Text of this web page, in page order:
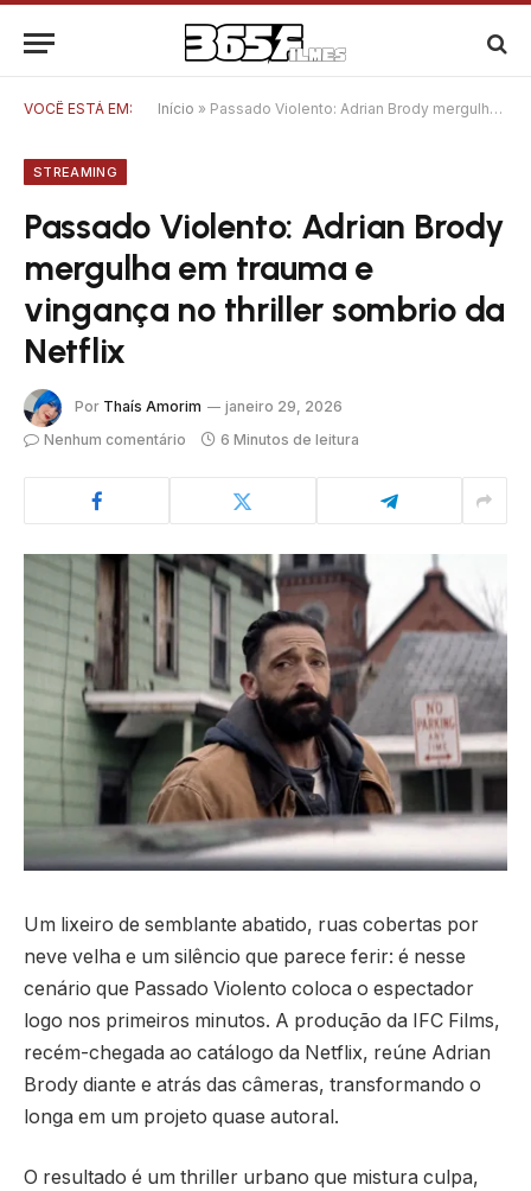
VOCÊ ESTÁ EM: Início » Passado Violento: Adrian Brody mergulha em trauma e vingança no thriller sombrio da Netflix
STREAMING
Passado Violento: Adrian Brody
mergulha em trauma e
vingança no thriller sombrio da
Netflix
Por Thaís Amorim
janeiro 29, 2026
Nenhum comentário
6 Minutos de leitura
Um lixeiro de semblante abatido, ruas cobertas por
neve velha e um silêncio que parece ferir: é nesse
cenário que Passado Violento coloca o espectador
logo nos primeiros minutos. A produção da IFC Films,
recém-chegada ao catálogo da Netflix, reúne Adrian
Brody diante e atrás das câmeras, transformando o
longa em um projeto quase autoral.
O resultado é um thriller urbano que mistura culpa,